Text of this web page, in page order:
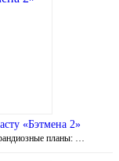
«Бэтмена 2»
планы: …